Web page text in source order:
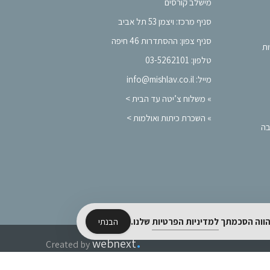
סניף מרכז: ויצמן 53 תל אביב
סניף צפון: ההסתדרות 46 חיפה
טלפון: 03-5262101
מייל: info@mishlav.co.il
» משלוח צ’יטה עד הבית >
» השכרת כיתות ואולמות >
Created bywebnext.
הסכמתךלמדיניות הפרטיות שלנו. הבנתי